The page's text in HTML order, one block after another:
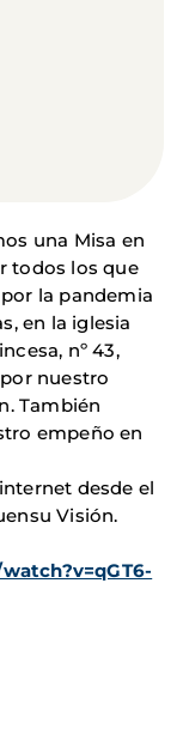
una Misa en
todos los que
la pandemia
en la iglesia
nº 43,
nuestro
También
empeño en
desde el
Visión.